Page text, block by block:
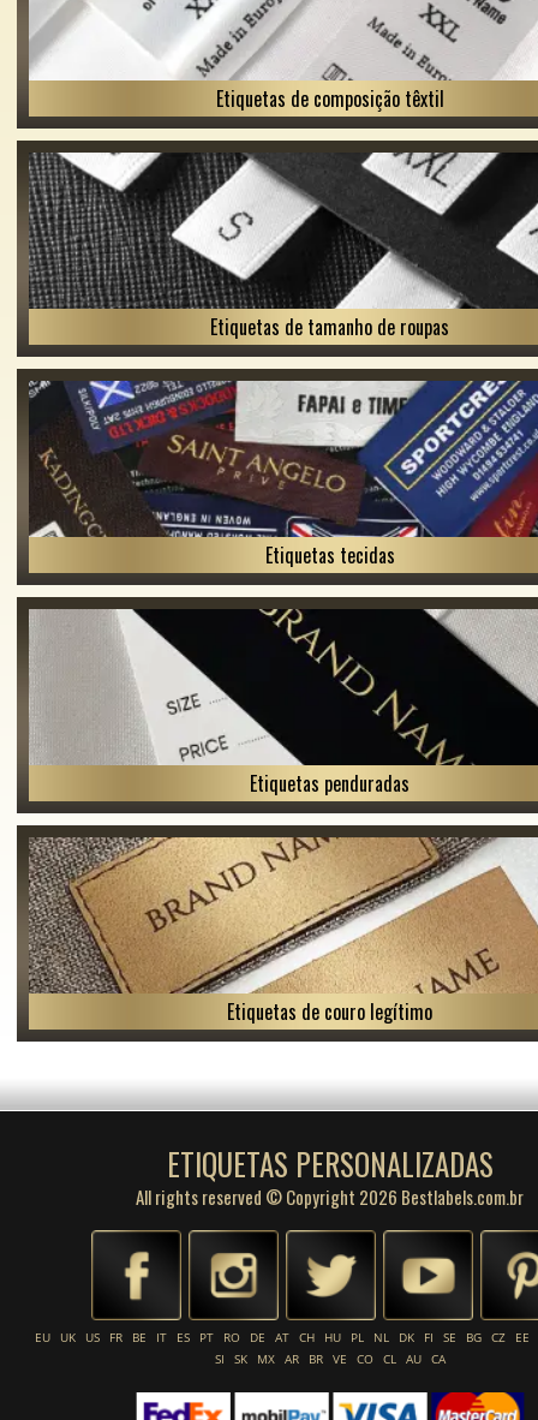
Etiquetas de composição têxtil
Etiquetas de tamanho de roupas
Etiquetas tecidas
Etiquetas penduradas
Etiquetas de couro legítimo
ETIQUETAS PERSONALIZADAS
All rights reserved © Copyright 2026 Bestlabels.com.br
EU UK US FR BE IT ES PT RO DE AT CH HU PL NL DK FI SE BG CZ
EE
SI
SK MX AR BR VE CO CL AU CA